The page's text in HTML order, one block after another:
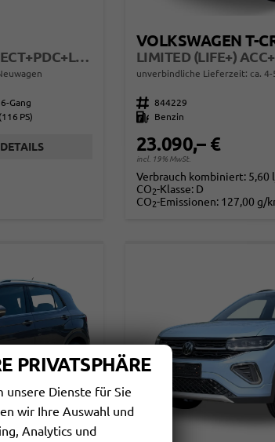
LIFE ACC+KLIMA+APP-CONNECT+PDC+LED+16'' ALU
Gang
PS)
DETAILS
VOLKSWAGEN T-
unverbindliche Lieferzeit: ca. 4-
Fahrzeugnr. 844229
Kraftstoff
Benzin
23.090,– €
incl. 19% MwSt.
Verbrauch kombiniert: 5,60
CO2-Klasse: D
CO2-Emissionen: 127,00 g/
PRIVATSPHÄRE
unsere Dienste für Sie
wir Ihre Auswahl und
Analytics und